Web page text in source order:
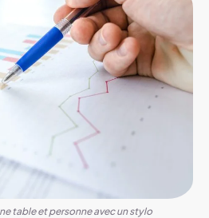
table et personne avec un stylo